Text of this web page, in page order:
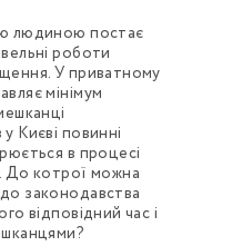
людиною постає
роботи
У приватному
мінімум
Києві повинні
в процесі
До котрої можна
законодавства
відповідний час і